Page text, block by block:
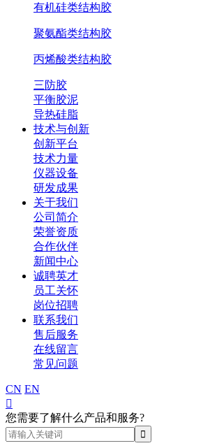
有机硅类结构胶
聚氨酯类结构胶
丙烯酸类结构胶
三防胶
平衡胶泥
导热硅脂
技术与创新
创新平台
技术力量
仪器设备
研发成果
关于我们
公司简介
荣誉资质
合作伙伴
新闻中心
诚聘英才
员工关怀
岗位招聘
联系我们
售后服务
在线留言
常见问题
CN EN

您需要了解什么产品和服务?